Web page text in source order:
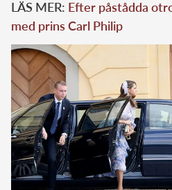
LÄS MER: Efter påstådda
med prins Carl Philip